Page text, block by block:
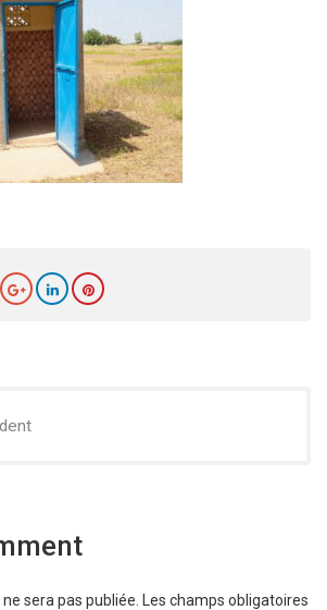
sera pas publiée.
Les champs obligatoires